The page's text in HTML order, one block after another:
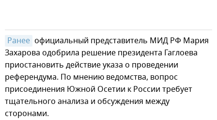
Ранее официальный представитель МИД РФ Мария
Захарова одобрила решение президента Гаглоева
приостановить действие указа о проведении
референдума. По мнению ведомства, вопрос
присоединения Южной Осетии к России требует
тщательного анализа и обсуждения между
сторонами.